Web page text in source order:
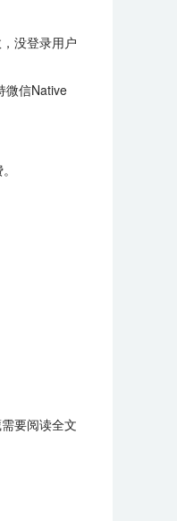
没登录用户
微信Native
要阅读全文